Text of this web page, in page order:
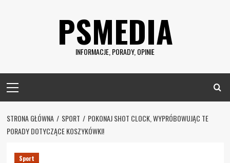
PSMEDIA
INFORMACJE, PORADY, OPINIE
Menu
STRONA GŁÓWNA SPORT
POKONAJ SHOT CLOCK, WYPRÓBOWUJĄC TE
PORADY DOTYCZĄCE KOSZYKÓWKI!
Sport